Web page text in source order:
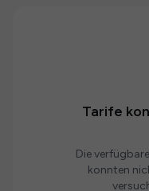
Tarife
Die
konnten